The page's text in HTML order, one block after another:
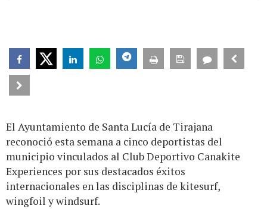
El Ayuntamiento de Santa Lucía de Tirajana
reconoció esta semana a cinco deportistas del
municipio vinculados al Club Deportivo Canakite
Experiences por sus destacados éxitos
internacionales en las disciplinas de kitesurf,
wingfoil y windsurf.